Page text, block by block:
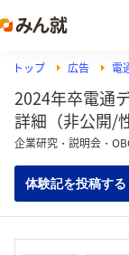
トップ 広告 電
2024年卒電通
詳細（非公開/
企業研究・説明会・
体験記を投稿する